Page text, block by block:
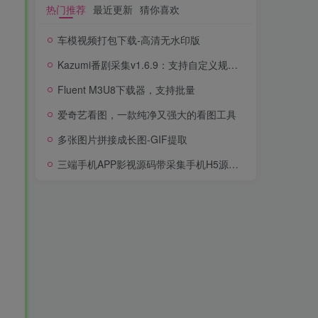
热门推荐 最近更新 猜你喜欢
车模视频打包下载-高清无水印版
Kazumi番剧采集v1.6.9：支持自定义规则+在线观看+弹幕，跨平台下载
Fluent M3U8下载器，支持批量
爱奇艺看图，一款纯净又强大的看图工具
多张图片拼接成长图-GIF提取
三端手机APP影视源码带采集手机H5源码带VIP卡密功能